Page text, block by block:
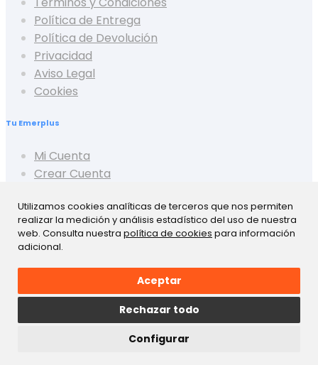
Utilizamos cookies analíticas de terceros que nos permiten
realizar la medición y análisis estadístico del uso de nuestra
web. Consulta nuestra política de cookies para información
adicional.
Aceptar
Rechazar todo
Configurar
Política de Entrega
Política de Devolución
Privacidad
Aviso Legal
Cookies
Tu Emerplus
Mi Cuenta
Crear Cuenta
Mis Pedidos
Mis Favoritos
Mis Presupuestos